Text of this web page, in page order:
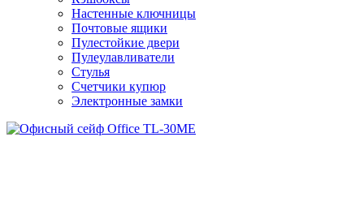
Настенные ключницы
Почтовые ящики
Пулестойкие двери
Пулеулавливатели
Стулья
Счетчики купюр
Электронные замки